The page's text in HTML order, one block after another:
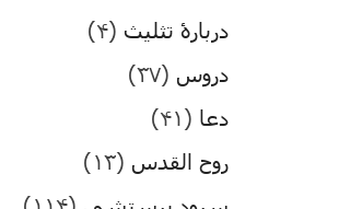
دربارۀ تثلیث (۴)
دروس (۳۷)
دعا (۴۱)
روح القدس (۱۳)